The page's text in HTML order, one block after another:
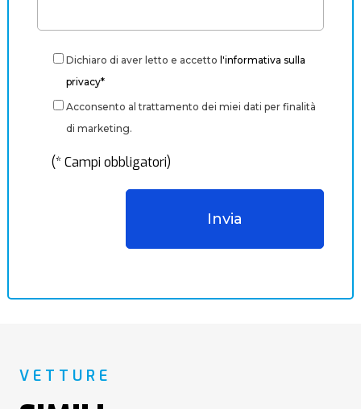
Dichiaro di aver letto e accetto l'informativa sulla
privacy*
Acconsento al trattamento dei miei dati per finalità
di marketing.
(* Campi obbligatori)
VETTURE